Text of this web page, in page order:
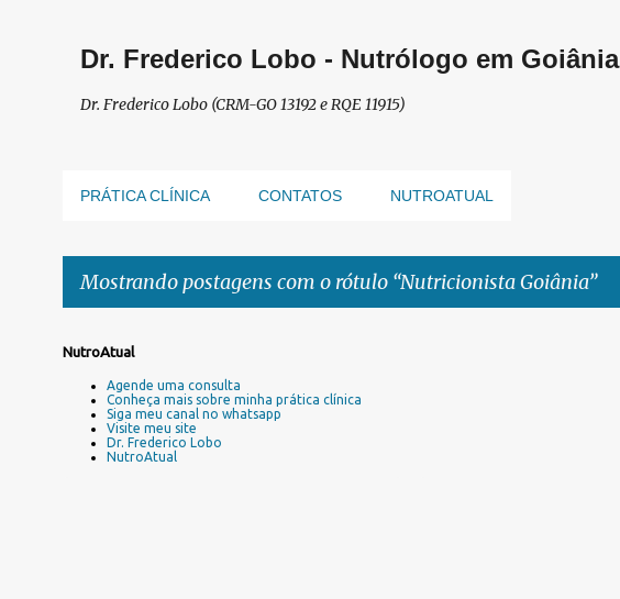
Dr. Frederico Lobo - Nutrólogo em Goiânia
Dr. Frederico Lobo (CRM-GO 13192 e RQE 11915)
PRÁTICA CLÍNICA CONTATOS NUTROATUAL
Mostrando postagens com o rótulo Nutricionista Goiânia
P
NutroAtual
Agende uma consulta
Conheça mais sobre minha prática clínica
Siga meu canal no whatsapp
Visite meu site
Dr. Frederico Lobo
NutroAtual